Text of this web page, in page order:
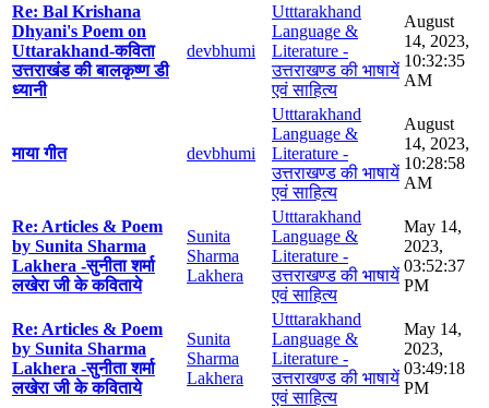
Re: Bal Krishana
Dhyani's Poem on
Uttarakhand-कविता
उत्तराखंड की बालकृष्ण डी
ध्यानी
devbhumi
Utttarakhand
Language &
Literature -
उत्तराखण्ड की भाषायें
एवं साहित्य
August
14, 2023,
10:32:35
AM
माया गीत devbhumi
Utttarakhand
Language &
Literature -
उत्तराखण्ड की भाषायें
एवं साहित्य
August
14, 2023,
10:28:58
AM
Re: Articles & Poem
by Sunita Sharma
Lakhera -सुनीता शर्मा
लखेरा जी के कविताये
Sunita
Sharma
Lakhera
Utttarakhand
Language &
Literature -
उत्तराखण्ड की भाषायें
एवं साहित्य
May 14,
2023,
03:52:37
PM
Re: Articles & Poem
by Sunita Sharma
Lakhera -सुनीता शर्मा
लखेरा जी के कविताये
Sunita
Sharma
Lakhera
Utttarakhand
Language &
Literature -
उत्तराखण्ड की भाषायें
एवं साहित्य
May 14,
2023,
03:49:18
PM